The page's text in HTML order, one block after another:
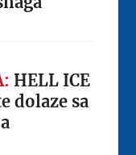
HELL ICE
dolaze sa